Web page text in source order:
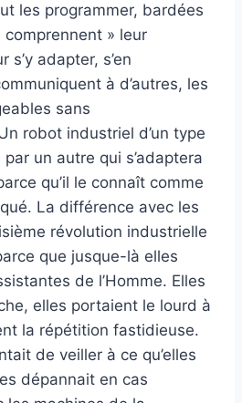
les programmer, bardées
» leur
s’y adapter, s’en
à d’autres, les
sans
robot industriel d’un type
un autre qui s’adaptera
qu’il le connaît comme
La différence avec les
révolution industrielle
que jusque-là elles
de l’Homme. Elles
elles portaient le lourd à
la répétition fastidieuse.
de veiller à ce qu’elles
dépannait en cas